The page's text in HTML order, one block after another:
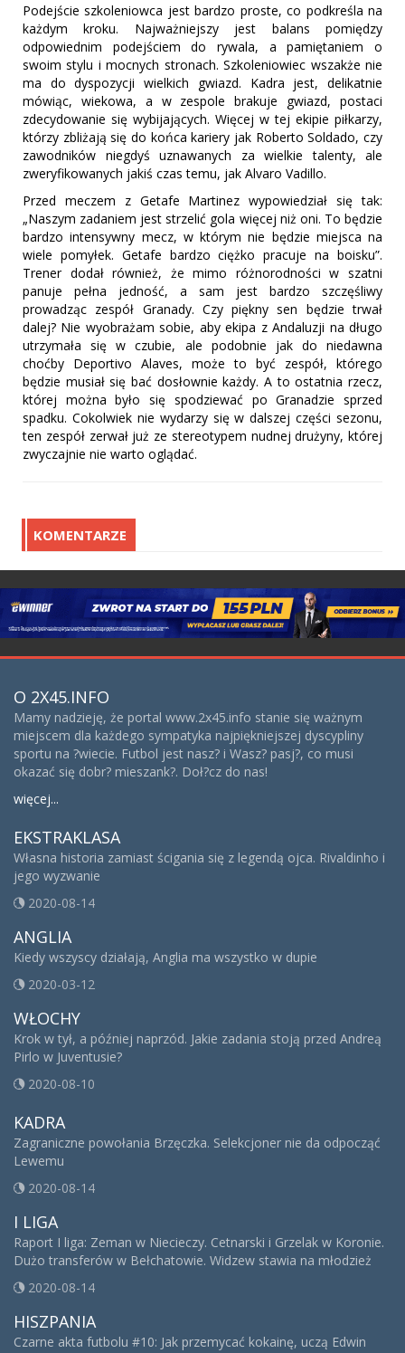
Podejście szkoleniowca jest bardzo proste, co podkreśla na
każdym kroku. Najważniejszy jest balans pomiędzy
odpowiednim podejściem do rywala, a pamiętaniem o
swoim stylu i mocnych stronach. Szkoleniowiec wszakże nie
ma do dyspozycji wielkich gwiazd. Kadra jest, delikatnie
mówiąc, wiekowa, a w zespole brakuje gwiazd, postaci
zdecydowanie się wybijających. Więcej w tej ekipie piłkarzy,
którzy zbliżają się do końca kariery jak Roberto Soldado, czy
zawodników niegdyś uznawanych za wielkie talenty, ale
zweryfikowanych jakiś czas temu, jak Alvaro Vadillo.
Przed meczem z Getafe Martinez wypowiedział się tak:
„Naszym zadaniem jest strzelić gola więcej niż oni. To będzie
bardzo intensywny mecz, w którym nie będzie miejsca na
wiele pomyłek. Getafe bardzo ciężko pracuje na boisku”.
Trener dodał również, że mimo różnorodności w szatni
panuje pełna jedność, a sam jest bardzo szczęśliwy
prowadząc zespół Granady. Czy piękny sen będzie trwał
dalej? Nie wyobrażam sobie, aby ekipa z Andaluzji na długo
utrzymała się w czubie, ale podobnie jak do niedawna
choćby Deportivo Alaves, może to być zespół, którego
będzie musiał się bać dosłownie każdy. A to ostatnia rzecz,
której można było się spodziewać po Granadzie sprzed
spadku. Cokolwiek nie wydarzy się w dalszej części sezonu,
ten zespół zerwał już ze stereotypem nudnej drużyny, której
zwyczajnie nie warto oglądać.
KOMENTARZE
O 2X45.INFO
Mamy nadzieję, że portal www.2x45.info stanie się ważnym
miejscem dla każdego sympatyka najpiękniejszej dyscypliny
sportu na ?wiecie. Futbol jest nasz? i Wasz? pasj?, co musi
okazać się dobr? mieszank?. Doł?cz do nas!
więcej...
EKSTRAKLASA
Własna historia zamiast ścigania się z legendą ojca. Rivaldinho i
jego wyzwanie
2020-08-14
ANGLIA
Kiedy wszyscy działają, Anglia ma wszystko w dupie
2020-03-12
WŁOCHY
Krok w tył, a później naprzód. Jakie zadania stoją przed Andreą
Pirlo w Juventusie?
2020-08-10
KADRA
Zagraniczne powołania Brzęczka. Selekcjoner nie da odpocząć
Lewemu
2020-08-14
I LIGA
Raport I liga: Zeman w Niecieczy. Cetnarski i Grzelak w Koronie.
Dużo transferów w Bełchatowie. Widzew stawia na młodzież
2020-08-14
HISZPANIA
Czarne akta futbolu #10: Jak przemycać kokainę, uczą Edwin